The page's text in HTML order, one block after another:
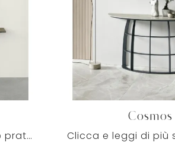
Vuoi arredare un ingresso pratico e operativo? Ti presentiamo il mobile Cross di Target Point in gres, pensato per spazi moderni.
Cosmos